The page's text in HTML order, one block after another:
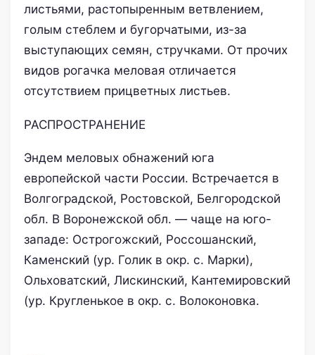
листьями, растопыренным ветвлением,
голым стеблем и бугорчатыми, из-за
выступающих семян, стручками. От прочих
видов рогачка меловая отличается
отсутствием прицветных листьев.
РАСПРОСТРАНЕНИЕ
Эндем меловых обнажений юга
европейской части России. Встречается в
Волгоградской, Ростовской, Белгородской
обл. В Воронежской обл. — чаще на юго-
западе: Острогожский, Россошанский,
Каменский (ур. Голик в окр. с. Марки),
Ольховатский, Лискинский, Кантемировский
(ур. Кругленькое в окр. с. Волоконовка.